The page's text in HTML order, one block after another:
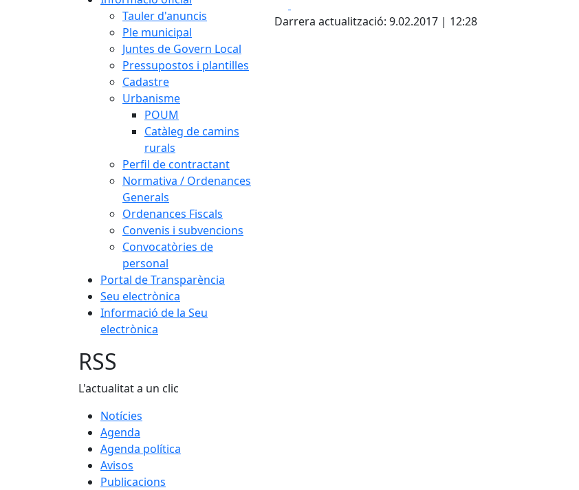
Tauler d'anuncis
Ple municipal
Juntes de Govern Local
Pressupostos i plantilles
Cadastre
Urbanisme
POUM
Catàleg de camins
rurals
Perfil de contractant
Normativa / Ordenances
Generals
Ordenances Fiscals
Convenis i subvencions
Convocatòries de
personal
Portal de Transparència
Seu electrònica
Informació de la Seu
electrònica
Darrera actualització: 9.02.2017 | 12:28
RSS
L'actualitat a un clic
Notícies
Agenda
Agenda política
Avisos
Publicacions